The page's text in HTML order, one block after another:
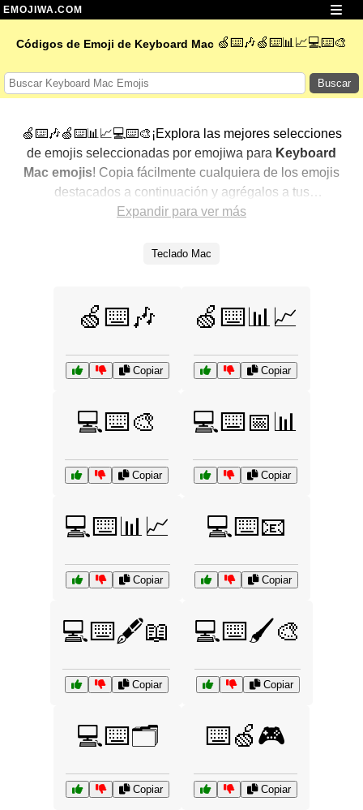
EMOJIWA.COM
Códigos de Emoji de Keyboard Mac 🍏⌨️🎶🍏⌨️📊📈💻⌨️🎨
Buscar
🍏⌨️🎶🍏⌨️📊📈💻⌨️🎨¡Explora las mejores selecciones
de emojis seleccionadas por emojiwa para Keyboard
Mac emojis! Copia fácilmente cualquiera de los emojis
destacados a continuación y agrégalos a tus
conversaciones para un toque personalizado. Hemos
mostrando primero los más populares. ¿Buscas más?
Expandir para ver más
Teclado Mac
🍏⌨️🎶
Copiar
🍏⌨️📊📈
Copiar
💻⌨️🎨
Copiar
💻⌨️📅📊
Copiar
💻⌨️📊📈
Copiar
💻⌨️📧
Copiar
💻⌨️🖋️📖
Copiar
💻⌨️🖌️🎨
Copiar
💻⌨️🗂️
Copiar
⌨️🍏🎮
Copiar